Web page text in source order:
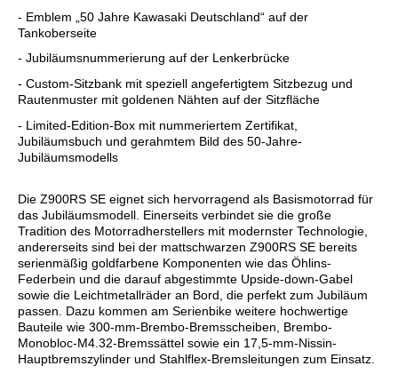
- Emblem „50 Jahre Kawasaki Deutschland“ auf der
Tankoberseite
- Jubiläumsnummerierung auf der Lenkerbrücke
- Custom-Sitzbank mit speziell angefertigtem Sitzbezug und
Rautenmuster mit goldenen Nähten auf der Sitzfläche
- Limited-Edition-Box mit nummeriertem Zertifikat,
Jubiläumsbuch und gerahmtem Bild des 50-Jahre-
Jubiläumsmodells
Die Z900RS SE eignet sich hervorragend als Basismotorrad für
das Jubiläumsmodell. Einerseits verbindet sie die große
Tradition des Motorradherstellers mit modernster Technologie,
andererseits sind bei der mattschwarzen Z900RS SE bereits
serienmäßig goldfarbene Komponenten wie das Öhlins-
Federbein und die darauf abgestimmte Upside-down-Gabel
sowie die Leichtmetallräder an Bord, die perfekt zum Jubiläum
passen. Dazu kommen am Serienbike weitere hochwertige
Bauteile wie 300-mm-Brembo-Bremsscheiben, Brembo-
Monobloc-M4.32-Bremssättel sowie ein 17,5-mm-Nissin-
Hauptbremszylinder und Stahlflex-Bremsleitungen zum Einsatz.